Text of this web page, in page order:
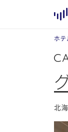
ホテ
北